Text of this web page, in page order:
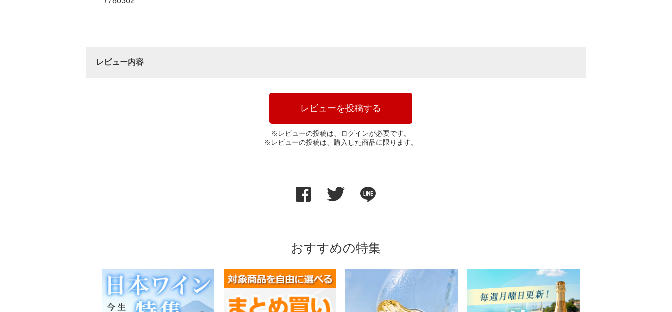
レビュー内容
レビューを投稿する
※レビューの投稿は、ログインが必要です。
※レビューの投稿は、購入した商品に限ります。
おすすめの特集